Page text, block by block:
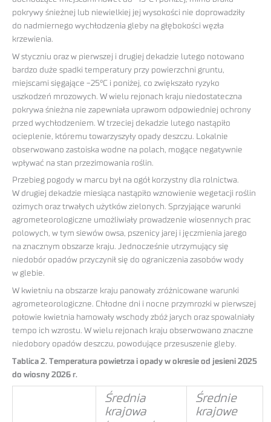
pokrywy śnieżnej lub niewielkiej jej wysokości nie doprowadziły
do nadmiernego wychłodzenia gleby na głębokości węzła
krzewienia.
W styczniu oraz w pierwszej i drugiej dekadzie lutego notowano
bardzo duże spadki temperatury przy powierzchni gruntu,
miejscami sięgające -25°C i poniżej, co zwiększało ryzyko
uszkodzeń mrozowych. W wielu rejonach kraju niedostateczna
pokrywa śnieżna nie zapewniała uprawom odpowiedniej ochrony
przed wychłodzeniem. W trzeciej dekadzie lutego nastąpiło
ocieplenie, któremu towarzyszyły opady deszczu. Lokalnie
obserwowano zastoiska wodne na polach, mogące negatywnie
wpływać na stan przezimowania roślin.
Przebieg pogody w marcu był na ogół korzystny dla rolnictwa.
W drugiej dekadzie miesiąca nastąpiło wznowienie wegetacji roślin
ozimych oraz trwałych użytków zielonych. Sprzyjające warunki
agrometeorologiczne umożliwiały prowadzenie wiosennych prac
polowych, w tym siewów owsa, pszenicy jarej i jęczmienia jarego
na znacznym obszarze kraju. Jednocześnie utrzymujący się
niedobór opadów przyczynił się do ograniczenia zasobów wody
w glebie.
W kwietniu na obszarze kraju panowały zróżnicowane warunki
agrometeorologiczne. Chłodne dni i nocne przymrozki w pierwszej
połowie kwietnia hamowały wschody zbóż jarych oraz spowalniały
tempo ich wzrostu. W wielu rejonach kraju obserwowano znaczne
niedobory opadów deszczu, powodujące przesuszenie gleby.
Tablica 2. Temperatura powietrza i opady w okresie od jesieni 2025
do wiosny 2026 r.
Średnia
krajowa
Średnie
krajowe